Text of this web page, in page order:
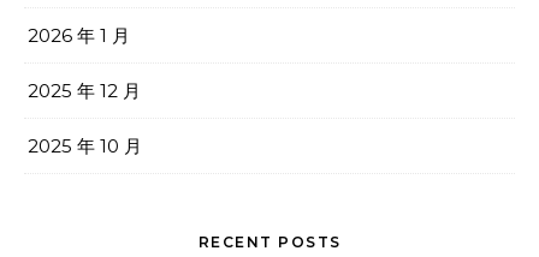
2026 年 1 月
2025 年 12 月
2025 年 10 月
RECENT POSTS